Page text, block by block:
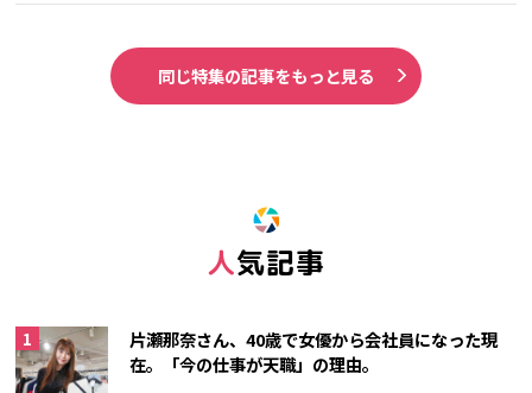
同じ特集の記事をもっと見る
人気記事
片瀬那奈さん、40歳で女優から会社員になった現
在。「今の仕事が天職」の理由。